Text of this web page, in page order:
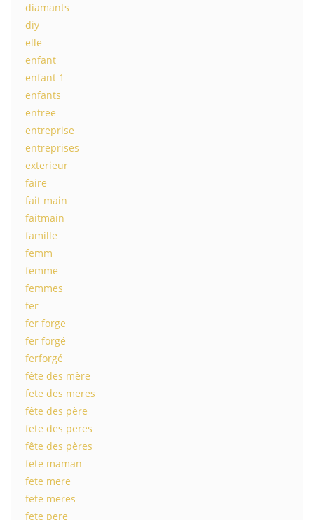
diamants
diy
elle
enfant
enfant 1
enfants
entree
entreprise
entreprises
exterieur
faire
fait main
faitmain
famille
femm
femme
femmes
fer
fer forge
fer forgé
ferforgé
fête des mère
fete des meres
fête des père
fete des peres
fête des pères
fete maman
fete mere
fete meres
fete pere